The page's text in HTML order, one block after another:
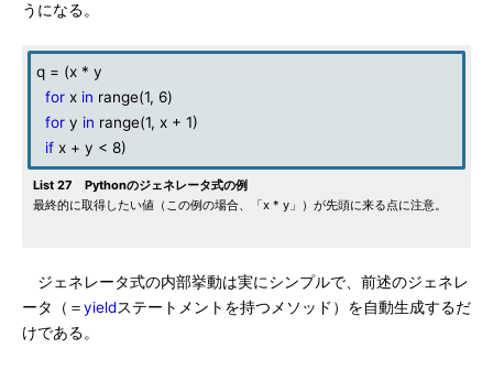
うになる。
q = (x * y
for x in range(1, 6)
for y in range(1, x + 1)
if x + y < 8)
List 27 Pythonのジェネレータ式の例
最終的に取得したい値（この例の場合、「x * y」）が先頭に来る点に注意。
ジェネレータ式の内部挙動は実にシンプルで、前述のジェネレ
ータ（＝yieldステートメントを持つメソッド）を自動生成するだ
けである。